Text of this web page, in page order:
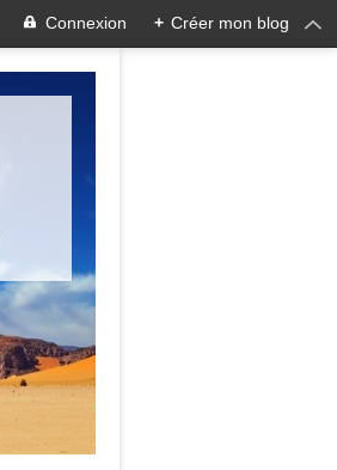
Connexion + Créer mon blog